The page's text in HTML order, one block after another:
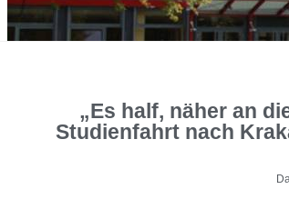
„Es half, näher an
Studienfahrt nach